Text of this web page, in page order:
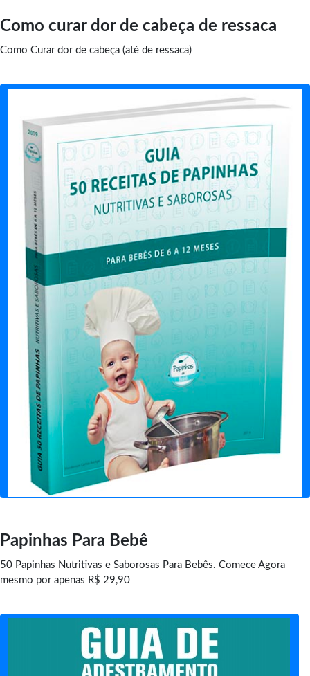
Como curar dor de cabeça de ressaca
Como Curar dor de cabeça (até de ressaca)
Papinhas Para Bebê
50 Papinhas Nutritivas e Saborosas Para Bebês. Comece Agora
mesmo por apenas R$ 29,90